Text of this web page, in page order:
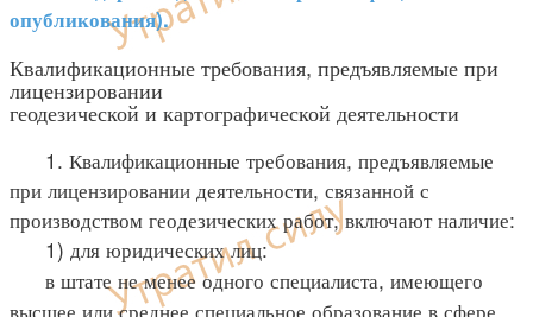
опубликования).
Квалификационные требования, предъявляемые при
лицензировании
геодезической и картографической деятельности
1. Квалификационные требования, предъявляемые
при лицензировании деятельности, связанной с
производством геодезических работ, включают наличие:
1) для юридических лиц:
в штате не менее одного специалиста, имеющего
высшее или среднее специальное образование в сфере